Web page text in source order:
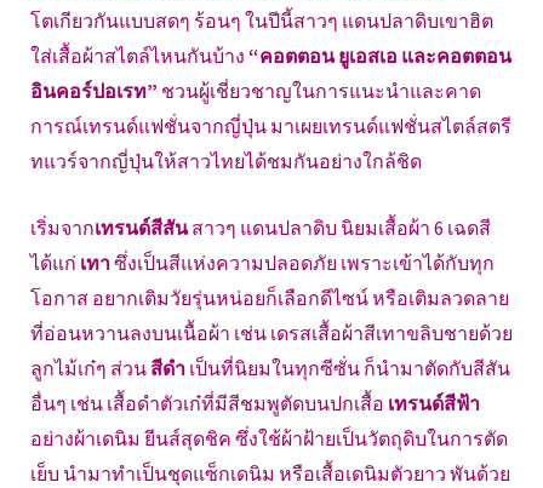
โตเกียวกันแบบสดๆ ร้อนๆ ในปีนี้สาวๆ แดนปลาดิบเขาฮิต
ใส่เสื้อผ้าสไตล์ไหนกันบ้าง “คอตตอน ยูเอสเอ และคอตตอน
อินคอร์ปอเรท” ชวนผู้เชี่ยวชาญในการแนะนำและคาด
การณ์เทรนด์แฟชั่นจากญี่ปุ่น มาเผยเทรนด์แฟชั่นสไตล์สตรี
ทแวร์จากญี่ปุ่นให้สาวไทยได้ชมกันอย่างใกล้ชิด
เริ่มจากเทรนด์สีสันสาวๆ แดนปลาดิบ นิยมเสื้อผ้า 6 เฉดสี
ได้แก่ เทาซึ่งเป็นสีแห่งความปลอดภัย เพราะเข้าได้กับทุก
โอกาส อยากเติมวัยรุ่นหน่อยก็เลือกดีไซน์ หรือเติมลวดลาย
ที่อ่อนหวานลงบนเนื้อผ้า เช่น เดรสเสื้อผ้าสีเทาขลิบชายด้วย
ลูกไม้เก๋ๆ ส่วน สีดำ เป็นที่นิยมในทุกซีซั่น ก็นำมาตัดกับสีสัน
อื่นๆ เช่น เสื้อดำตัวเก๋ที่มีสีชมพูตัดบนปกเสื้อ เทรนด์สีฟ้า
อย่างผ้าเดนิม ยีนส์สุดชิค ซึ่งใช้ผ้าฝ้ายเป็นวัตถุดิบในการตัด
เย็บ นำมาทำเป็นชุดแซ็กเดนิม หรือเสื้อเดนิมตัวยาว พันด้วย